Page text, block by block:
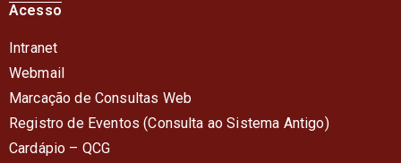
Acesso
Intranet
Webmail
Marcação de Consultas Web
Registro de Eventos (Consulta ao Sistema Antigo)
Cardápio – QCG